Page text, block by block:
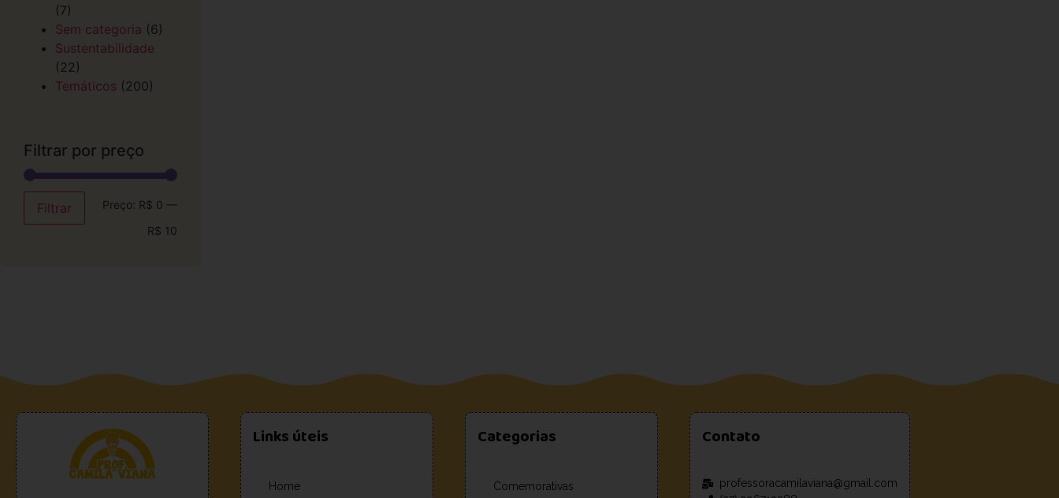
(7)
Sem categoria (6)
Sustentabilidade
(22)
Temáticos (200)
Filtrar por preço
Filtrar Preço: R$ 0 —
R$ 10
Links úteis
Home
Categorias
Comemorativas
Contato
professoracamilaviana@gmail.com